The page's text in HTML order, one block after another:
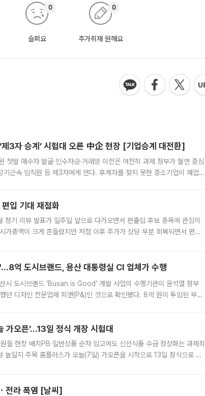
슬퍼요
0
추가취재 원해요
0
3자 승계’ 시험대 오른 中企 현장 [기업승계 대전환]
발 매수자 발굴·인수자금·거래망 이전은 여전히 과제 정부가 혈연 중심
기근속 임직원 등 제3자에게 연다. 후계자를 찾지 못한 중소기업이 폐업
입 기대 재점화
기 리뷰 발표가 일주일 앞으로 다가오면서 편출입 후보 종목에 관심이
가총액이 크게 흔들렸지만 저점 이후 주가가 상당 부분 회복되면서 편입
억 도시브랜드, 용산 대통령실 CI 업체가 수행
시 도시브랜드 ‘Busan is Good’ 개발 사업의 수행기관이 윤석열 정부
던 디자인 전문업체 피앤(P&)인 것으로 확인됐다. 8억 원이 투입된 부산
오픈’...13일 정식 개장 시험대
들 현장 배치PB·일반상품 순차 입고에도 신선식품 수급 정상화는 과제최
높일지 주목 홈플러스가 오늘(7일) 가오픈을 시작으로 13일 정식으로 재
전라 폭염 [날씨]